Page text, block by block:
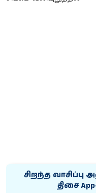
சிறந்த வாசிப்பு
திசை